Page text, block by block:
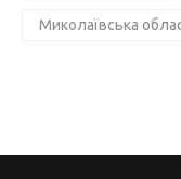
Миколаївська